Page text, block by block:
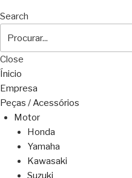
Search
Close
Ínicio
Empresa
Peças / Acessórios
Motor
Honda
Yamaha
Kawasaki
Suzuki